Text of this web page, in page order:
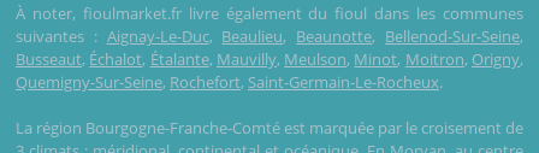
À noter, fioulmarket.fr livre également du fioul dans les communes
suivantes : Aignay-Le-Duc, Beaulieu, Beaunotte, Bellenod-Sur-Seine,
Busseaut, Échalot, Étalante, Mauvilly, Meulson, Minot, Moitron, Origny,
Quemigny-Sur-Seine, Rochefort, Saint-Germain-Le-Rocheux.
La région Bourgogne-Franche-Comté est marquée par le croisement de